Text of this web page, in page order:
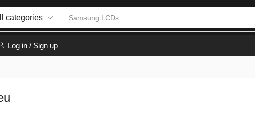
Iphone LCDs
Log in / Sign up